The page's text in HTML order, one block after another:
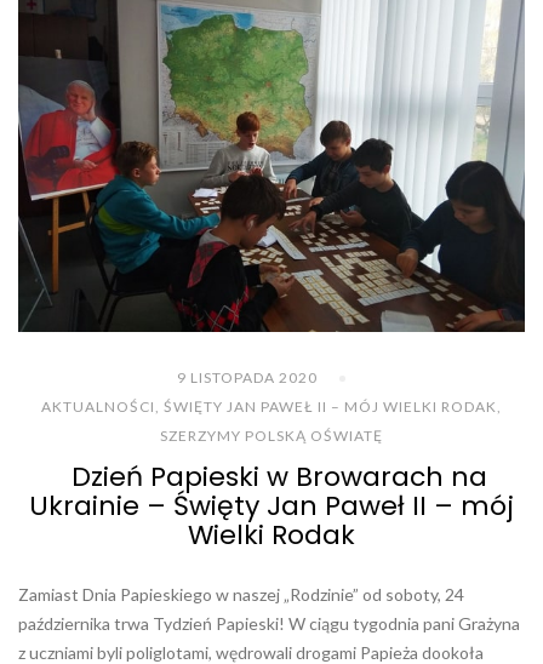
9 LISTOPADA 2020
AKTUALNOŚCI, ŚWIĘTY JAN PAWEŁ II – MÓJ WIELKI RODAK,
SZERZYMY POLSKĄ OŚWIATĘ
Dzień Papieski w Browarach na
Ukrainie – Święty Jan Paweł II – mój
Wielki Rodak
Zamiast Dnia Papieskiego w naszej „Rodzinie” od soboty, 24
października trwa Tydzień Papieski! W ciągu tygodnia pani Grażyna
z uczniami byli poliglotami, wędrowali drogami Papieża dookoła